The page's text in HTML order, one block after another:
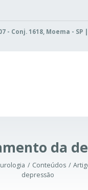
- Conj. 1618, Moema - SP
da
Conteúdos
depressão